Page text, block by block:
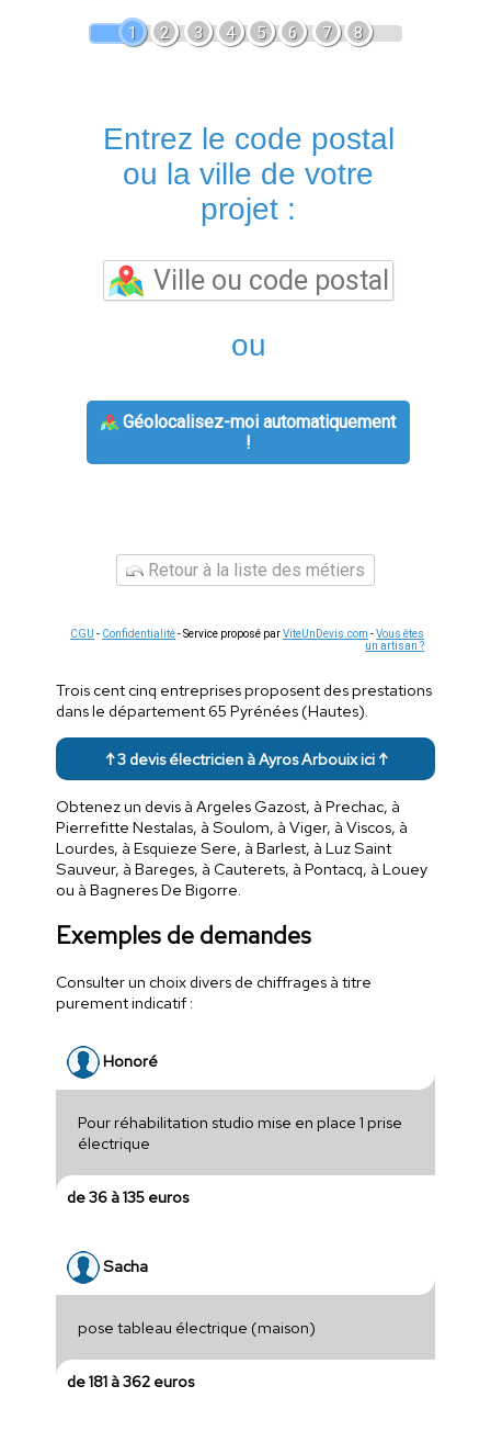
1 2 3 4 5 6 7 8
Entrez le code postal
ou la ville de votre
projet :
ou
Géolocalisez-moi automatiquement
!
Retour à la liste des métiers
CGU - Confidentialité- Service proposé parViteUnDevis.com -Vous êtes
un artisan ?
Trois cent cinq entreprises proposent des prestations
dans le département 65 Pyrénées (Hautes).
↑ 3 devis électricien à Ayros Arbouix ici ↑
Obtenez un devis à Argeles Gazost, à Prechac, à
Pierrefitte Nestalas, à Soulom, à Viger, à Viscos, à
Lourdes, à Esquieze Sere, à Barlest, à Luz Saint
Sauveur, à Bareges, à Cauterets, à Pontacq, à Louey
ou à Bagneres De Bigorre.
Exemples de demandes
Consulter un choix divers de chiffrages à titre
purement indicatif :
Honoré
Pour réhabilitation studio mise en place 1 prise
électrique
de 36 à 135 euros
Sacha
pose tableau électrique (maison)
de 181 à 362 euros